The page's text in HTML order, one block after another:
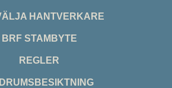
HANTVERKARE
BRF STAMBYTE
REGLER